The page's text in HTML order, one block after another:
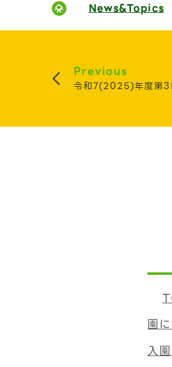
News&Topics
Previous
令和7(2025)年度第3回
園
入